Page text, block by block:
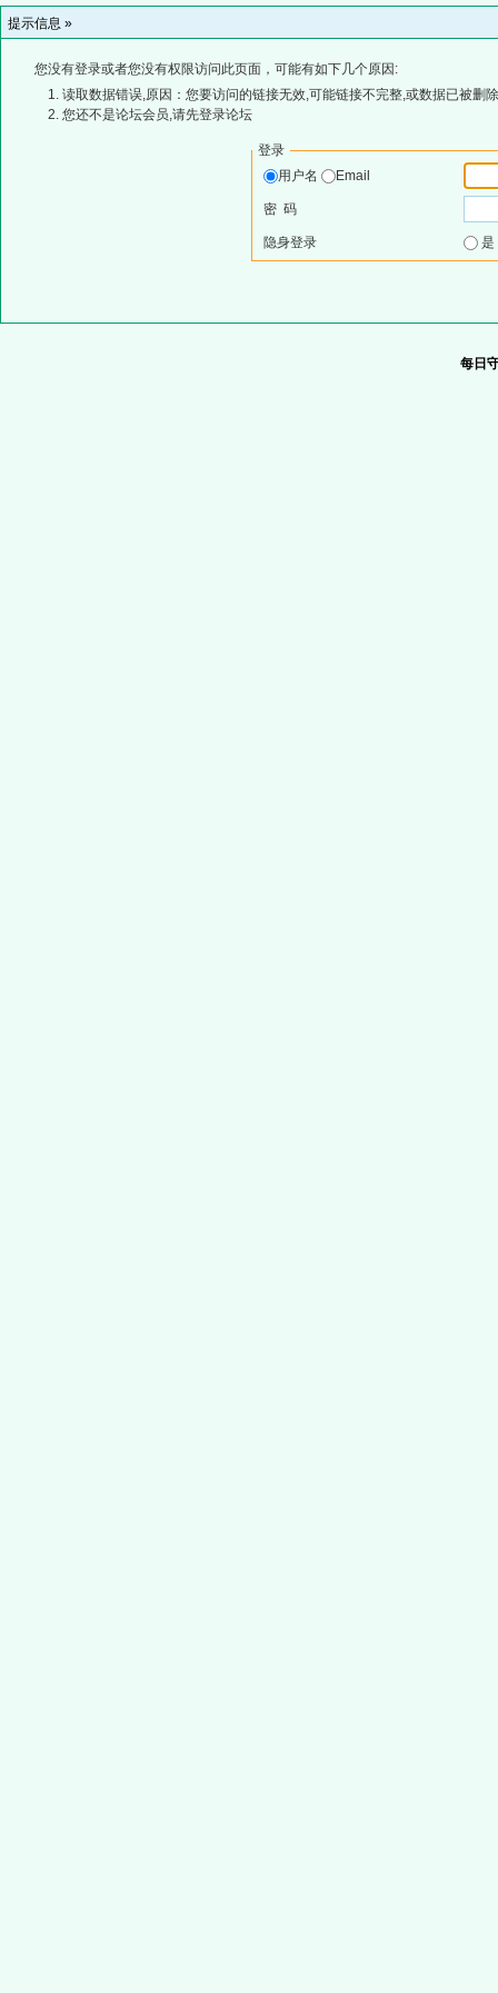
提示信息 »
您没有登录或者您没有权限访问此页面，可能有如下几个原因:
读取数据错误,原因：您要访问的链接无效,可能链接不完整,或数据已被删
您还不是论坛会员,请先登录论坛
登录
用户名
Email
密 码
隐身登录
每日